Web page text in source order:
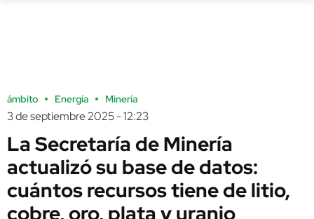
ámbito Energía Minería
3 de septiembre 2025 - 12:23
La Secretaría de Minería
actualizó su base de datos:
cuántos recursos tiene de litio,
cobre, oro, plata y uranio